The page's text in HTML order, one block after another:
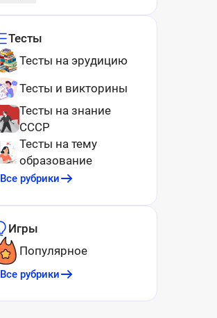
Тесты
Тесты на эрудицию
Тесты и викторины
Тесты на знание
СССР
Тесты на тему
образование
Все рубрики
Игры
Популярное
Все рубрики